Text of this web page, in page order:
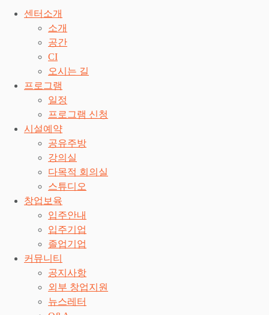
센터소개
소개
공간
CI
오시는 길
프로그램
일정
프로그램 신청
시설예약
공유주방
강의실
다목적 회의실
스튜디오
창업보육
입주안내
입주기업
졸업기업
커뮤니티
공지사항
외부 창업지원
뉴스레터